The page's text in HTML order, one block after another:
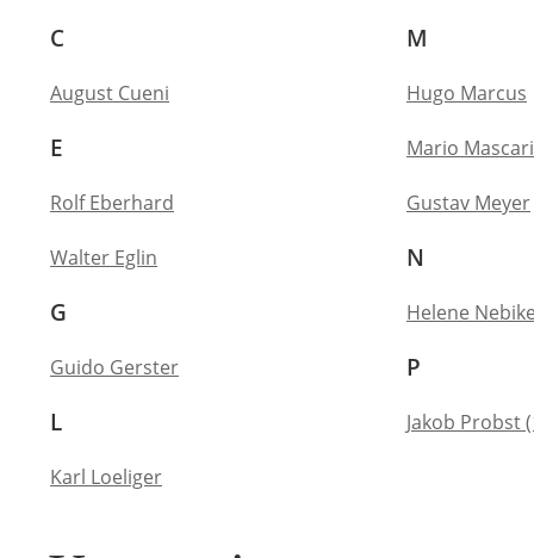
C
August Cueni
E
Rolf Eberhard
Walter Eglin
G
Guido Gerster
L
Karl Loeliger
M
Hugo Marcus
Mario
Gustav Meyer
N
Helene
P
Jakob Probst